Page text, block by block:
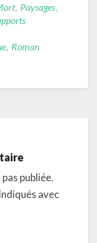
, Paysages
Roman
publiée.
avec